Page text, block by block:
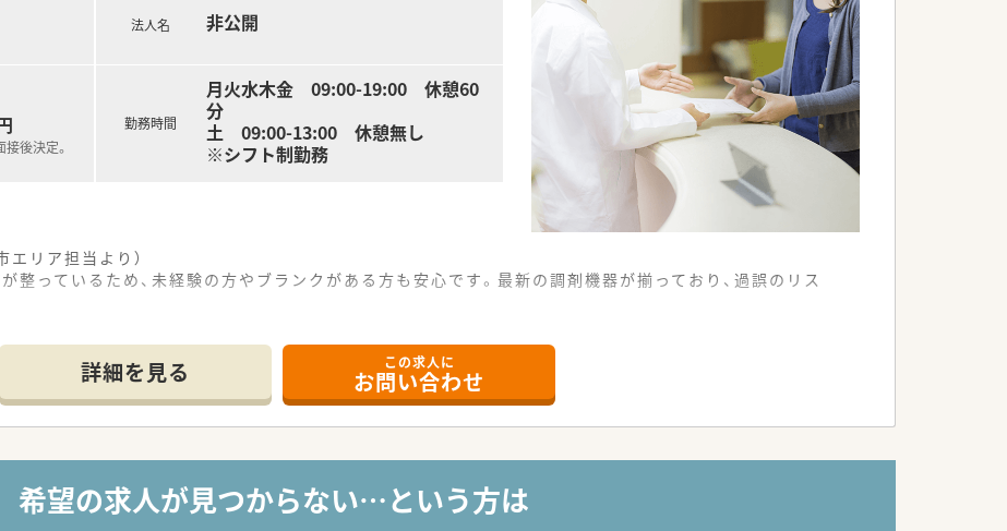
後決定。
法人名 非公開
勤務時間
月火水木金 09:00-19:00 休憩60
分
土 09:00-13:00 休憩無し
※シフト制勤務
リア担当より）
整っているため、未経験の方やブランクがある方も安心です。最新の調剤機器が揃っており、過誤のリス
】
車で5分ほどの場所に位置しており、マイカーでストレスなく快適に通勤できる店舗です。
機関から面対応で処方箋を応需しており、じっくりと患者様に向き合える環境です。
時までの開局となっており、無理のないローテーションを組んで勤務ができます。
、薬局長などの経験をお持ちの管理職候補の方は特に優遇して採用中です。
のスタッフと連携しながら患者様へ明るく寄り添える方を求めております。
詳細を見る この求人に
お問い合わせ
希望の求人が見つからない…という方は